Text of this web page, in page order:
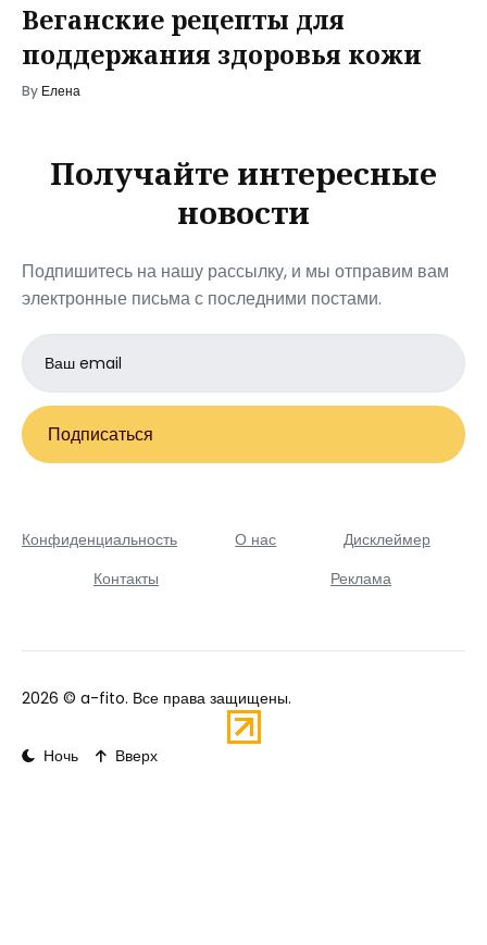
Веганские рецепты для
поддержания здоровья кожи
By Елена
Получайте интересные
новости
Подпишитесь на нашу рассылку, и мы отправим вам
электронные письма с последними постами.
Email
address
Подписаться
Конфиденциальность О нас
Дисклеймер
Контакты
Реклама
2026 © a-fito. Все права защищены.
Ночь Вверх